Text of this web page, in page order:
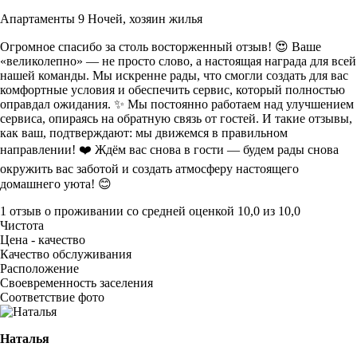
Апартаменты 9 Ночей, хозяин жилья
Огромное спасибо за столь восторженный отзыв! 😍 Ваше
«великолепно» — не просто слово, а настоящая награда для всей
нашей команды. Мы искренне рады, что смогли создать для вас
комфортные условия и обеспечить сервис, который полностью
оправдал ожидания. ✨ Мы постоянно работаем над улучшением
сервиса, опираясь на обратную связь от гостей. И такие отзывы,
как ваш, подтверждают: мы движемся в правильном
направлении! ❤️ Ждём вас снова в гости — будем рады снова
окружить вас заботой и создать атмосферу настоящего
домашнего уюта! 😊
1 отзыв о проживании со средней оценкой 10,0 из 10,0
Чистота
Цена - качество
Качество обслуживания
Расположение
Своевременность заселения
Соответствие фото
Наталья